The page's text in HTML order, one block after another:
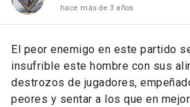
hace más de 3 años
El peor enemigo en este partido
insufrible este hombre con sus
destrozos de jugadores,
peores y sentar a los que en